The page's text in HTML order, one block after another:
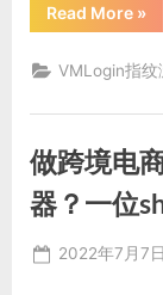
Read More
多
号
如
防
联？
防
关
联
浏
器
可
»
VMLogin指纹
做跨境电
器？一位
Posted
2022年7月7日